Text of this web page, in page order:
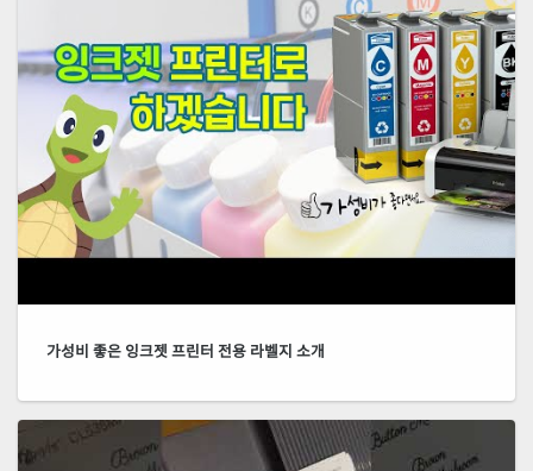
가성비 좋은 잉크젯 프린터 전용 라벨지 소개